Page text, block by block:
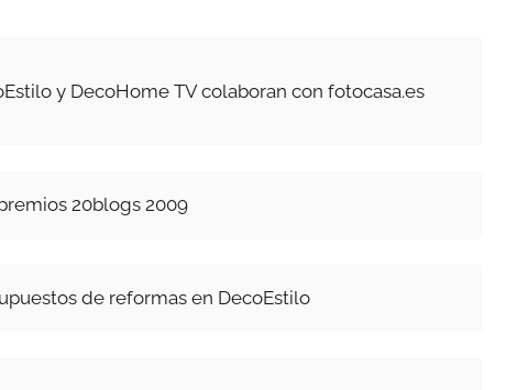
y DecoHome TV colaboran con fotocasa.es
20blogs 2009
de reformas en DecoEstilo